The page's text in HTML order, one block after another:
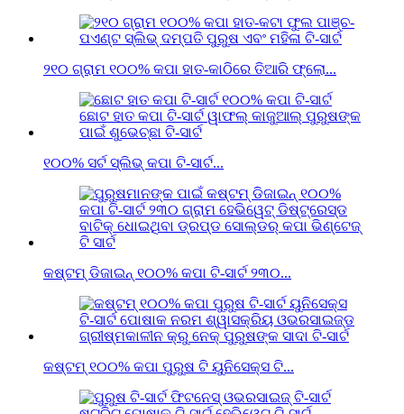
୨୧୦ ଗ୍ରାମ ୧୦୦% କପା ହାତ-କାଠିରେ ତିଆରି ଫ୍ଲୋ...
୧୦୦% ସର୍ଟ ସ୍ଲିଭ୍ କପା ଟି-ସାର୍ଟ...
କଷ୍ଟମ୍ ଡିଜାଇନ୍ ୧୦୦% କପା ଟି-ସାର୍ଟ ୨୩୦...
କଷ୍ଟମ୍ ୧୦୦% କପା ପୁରୁଷ ଟି ୟୁନିସେକ୍ସ ଟି...